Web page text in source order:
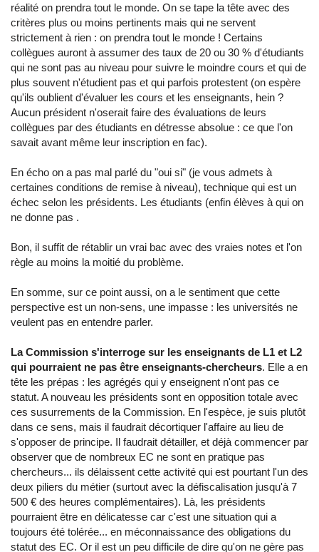
réalité on prendra tout le monde. On se tape la tête avec des
critères plus ou moins pertinents mais qui ne servent
strictement à rien : on prendra tout le monde ! Certains
collègues auront à assumer des taux de 20 ou 30 % d'étudiants
qui ne sont pas au niveau pour suivre le moindre cours et qui de
plus souvent n'étudient pas et qui parfois protestent (on espère
qu'ils oublient d'évaluer les cours et les enseignants, hein ?
Aucun président n'oserait faire des évaluations de leurs
collègues par des étudiants en détresse absolue : ce que l'on
savait avant même leur inscription en fac).
En écho on a pas mal parlé du "oui si" (je vous admets à
certaines conditions de remise à niveau), technique qui est un
échec selon les présidents. Les étudiants (enfin élèves à qui on
ne donne pas .
Bon, il suffit de rétablir un vrai bac avec des vraies notes et l'on
règle au moins la moitié du problème.
En somme, sur ce point aussi, on a le sentiment que cette
perspective est un non-sens, une impasse : les universités ne
veulent pas en entendre parler.
La Commission s'interroge sur les enseignants de L1 et L2
qui pourraient ne pas être enseignants-chercheurs. Elle a en
tête les prépas : les agrégés qui y enseignent n'ont pas ce
statut. A nouveau les présidents sont en opposition totale avec
ces susurrements de la Commission. En l'espèce, je suis plutôt
dans ce sens, mais il faudrait décortiquer l'affaire au lieu de
s'opposer de principe. Il faudrait détailler, et déjà commencer par
observer que de nombreux EC ne sont en pratique pas
chercheurs... ils délaissent cette activité qui est pourtant l'un des
deux piliers du métier (surtout avec la défiscalisation jusqu'à 7
500 € des heures complémentaires). Là, les présidents
pourraient être en délicatesse car c'est une situation qui a
toujours été tolérée... en méconnaissance des obligations du
statut des EC. Or il est un peu difficile de dire qu'on ne gère pas